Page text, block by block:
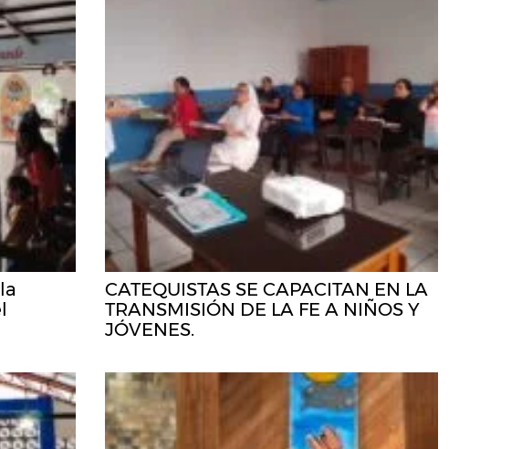
CATEQUISTAS SE CAPACITAN EN LA
TRANSMISIÓN DE LA FE A NIÑOS Y
JÓVENES.